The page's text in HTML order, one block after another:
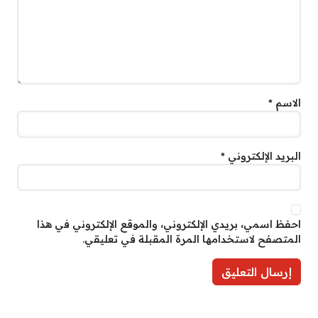
الاسم *
البريد الإلكتروني *
احفظ اسمي، بريدي الإلكتروني، والموقع الإلكتروني في هذا
المتصفح لاستخدامها المرة المقبلة في تعليقي.